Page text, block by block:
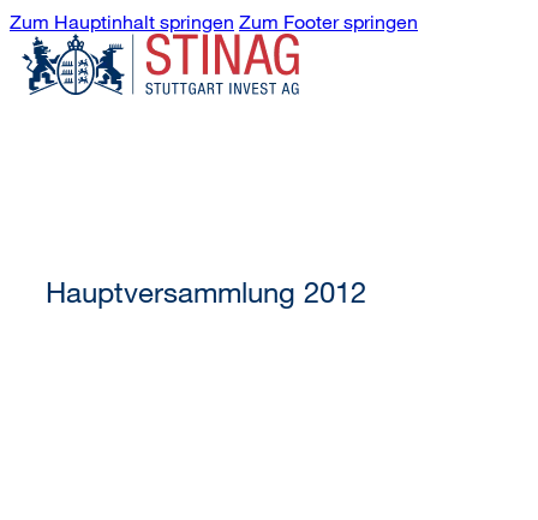
Zum Hauptinhalt springen Zum Footer springen
Hauptversammlung 2012